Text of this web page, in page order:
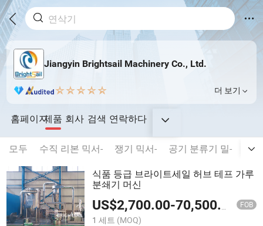
Jiangyin Brightsail Machinery Co., Ltd.
더 보기
홈페이지제품 회사 검색 연락하다
모두 수직 리본 믹서- 쟁기 믹서- 공기 분류기 밀-
과
식품 등급 브라이트세일 허브 테프 가루
분쇄기 머신
US$2,700.00-70,500.00 FOB
1 세트 (MOQ)